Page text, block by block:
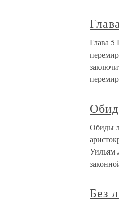
Глава 5
Обиды
Уильям
Без